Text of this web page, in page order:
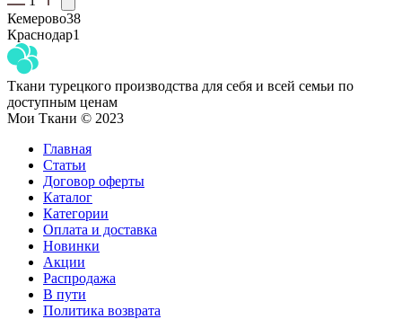
Кемерово38
Краснодар1
Ткани турецкого производства для себя и всей семьи по
доступным ценам
Мои Ткани © 2023
Главная
Статьи
Договор оферты
Каталог
Категории
Оплата и доставка
Новинки
Акции
Распродажа
В пути
Политика возврата